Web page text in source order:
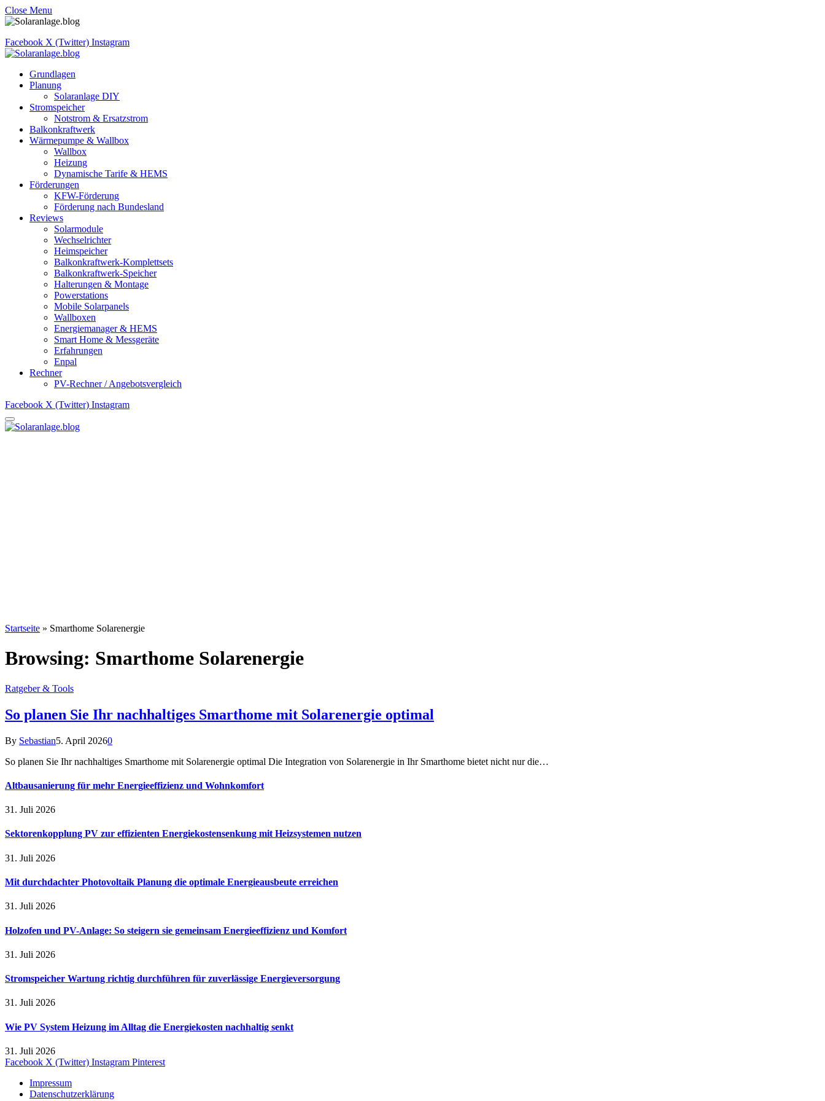
Close Menu
Facebook X (Twitter) Instagram
Grundlagen
Planung
Solaranlage DIY
Stromspeicher
Notstrom & Ersatzstrom
Balkonkraftwerk
Wärmepumpe & Wallbox
Wallbox
Heizung
Dynamische Tarife & HEMS
Förderungen
KFW-Förderung
Förderung nach Bundesland
Reviews
Solarmodule
Wechselrichter
Heimspeicher
Balkonkraftwerk-Komplettsets
Balkonkraftwerk-Speicher
Halterungen & Montage
Powerstations
Mobile Solarpanels
Wallboxen
Energiemanager & HEMS
Smart Home & Messgeräte
Erfahrungen
Enpal
Rechner
PV-Rechner / Angebotsvergleich
Facebook X (Twitter) Instagram
Startseite » Smarthome Solarenergie
Browsing: Smarthome Solarenergie
Ratgeber & Tools
So planen Sie Ihr nachhaltiges Smarthome mit Solarenergie optimal
By Sebastian5. April 20260
So planen Sie Ihr nachhaltiges Smarthome mit Solarenergie optimal Die Integration von Solarenergie in Ihr Smarthome bietet nicht nur die…
Altbausanierung für mehr Energieeffizienz und Wohnkomfort
31. Juli 2026
Sektorenkopplung PV zur effizienten Energiekostensenkung mit Heizsystemen nutzen
31. Juli 2026
Mit durchdachter Photovoltaik Planung die optimale Energieausbeute erreichen
31. Juli 2026
Holzofen und PV-Anlage: So steigern sie gemeinsam Energieeffizienz und Komfort
31. Juli 2026
Stromspeicher Wartung richtig durchführen für zuverlässige Energieversorgung
31. Juli 2026
Wie PV System Heizung im Alltag die Energiekosten nachhaltig senkt
31. Juli 2026
Facebook X (Twitter) Instagram Pinterest
Impressum
Datenschutzerklärung